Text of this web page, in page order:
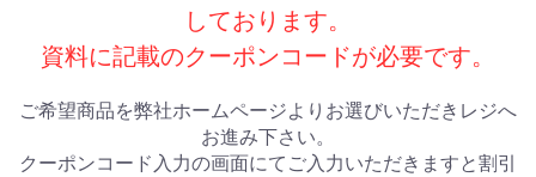
しております。
資料に記載のクーポンコードが必要です。
ご希望商品を弊社ホームページよりお選びいただきレジへ
お進み下さい。
クーポンコード入力の画面にてご入力いただきますと割引